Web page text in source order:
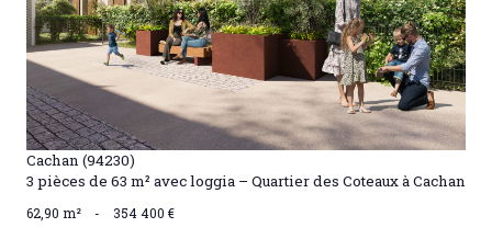
Cachan (94230)
3 pièces de 63 m² avec loggia – Quartier des Coteaux à Cachan
62,90 m² - 354 400 €